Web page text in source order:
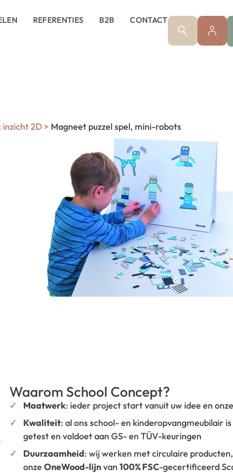
REFERENTIES B2B CONTACT
inzicht 2D > Magneet puzzel spel, mini-robots
Waarom School Concept?
Maatwerk: ieder project start vanuit uw idee en
Kwaliteit: al ons school- en kinderopvangmeubilair
getest en voldoet aan GS- en TÜV-keuringen
Duurzaamheid: wij werken met circulaire
onze OneWood-lijnvan 100% FSC-gecertificeerd